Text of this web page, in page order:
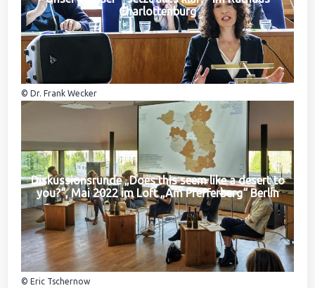
Charlottenburg
© Dr. Frank Wecker
Diskussionsrunde „Does this seem like a desert to
you?“, Mai 2022 im Loft „Am Pfefferberg“ Berlin
© Eric Tschernow